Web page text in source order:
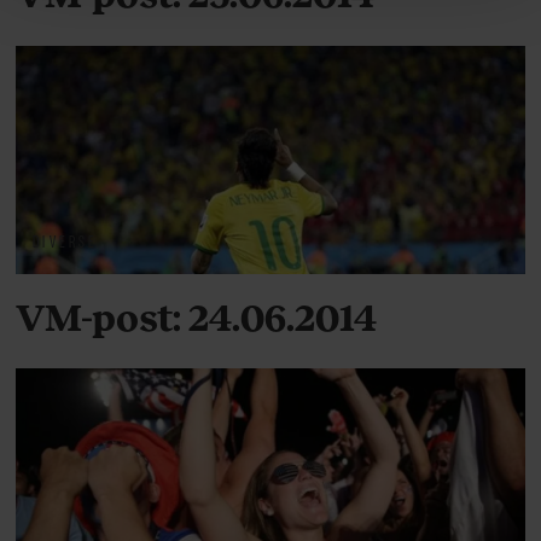
behandling af dine personoplysninger i forbindelse
hermed i både voresprivatlivspolitikogcookiepolitik.
DIVERSE
VM-post: 24.06.2014